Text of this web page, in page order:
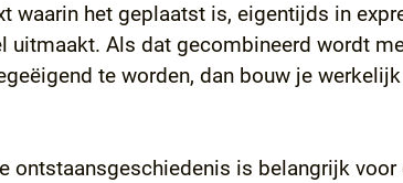
waarin het geplaatst is, eigentijds in
uitmaakt. Als dat gecombineerd wordt
te worden, dan bouw je
ontstaansgeschiedenis is belangrijk voor